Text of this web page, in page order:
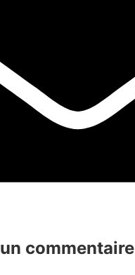
commentaire